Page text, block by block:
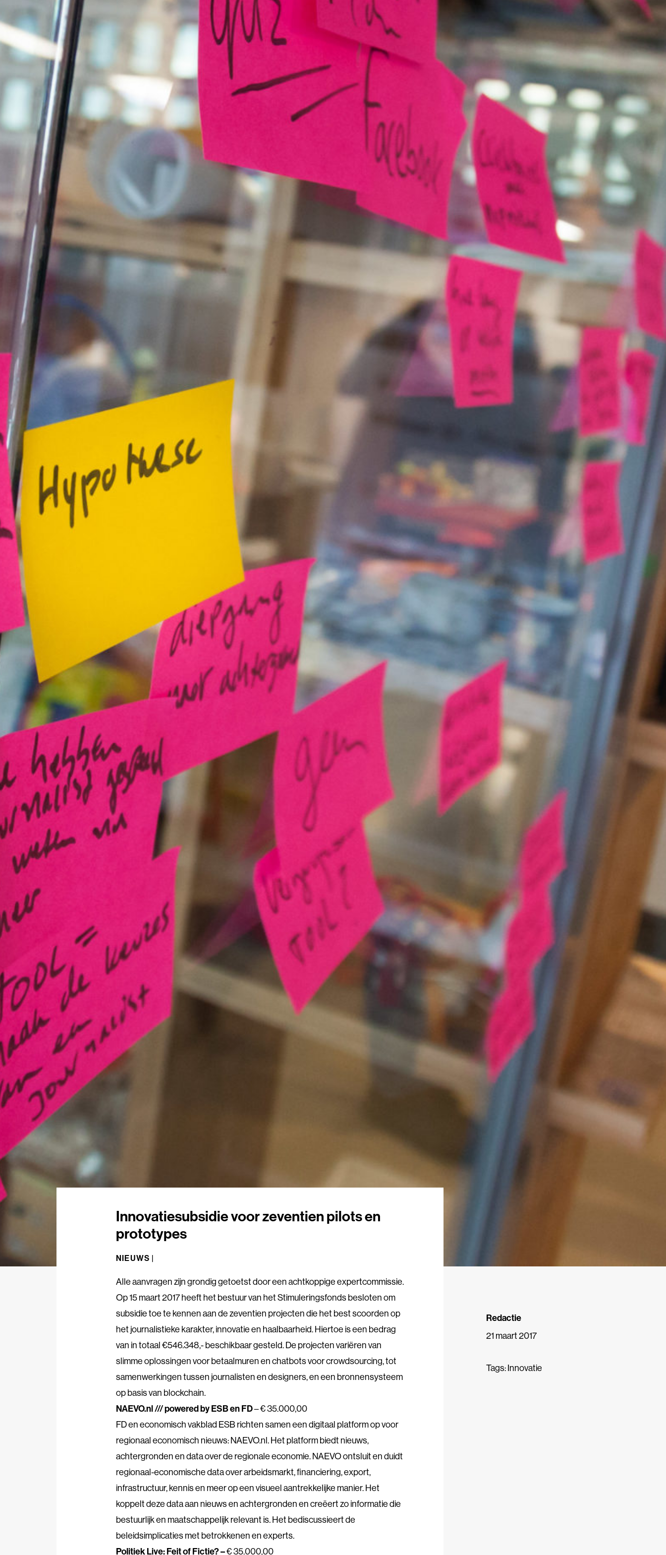
Innovatiesubsidie voor zeventien pilots en
prototypes
NIEUWS |
Alle aanvragen zijn grondig getoetst door een achtkoppige expertcommissie.
Op 15 maart 2017 heeft het bestuur van het Stimuleringsfonds besloten om
subsidie toe te kennen aan de zeventien projecten die het best scoorden op
het journalistieke karakter, innovatie en haalbaarheid. Hiertoe is een bedrag
van in totaal €546.348,- beschikbaar gesteld. De projecten variëren van
slimme oplossingen voor betaalmuren en chatbots voor crowdsourcing, tot
samenwerkingen tussen journalisten en designers, en een bronnensysteem
op basis van blockchain.
NAEVO.nl /// powered by ESB en FD– € 35.000,00
FD en economisch vakblad ESB richten samen een digitaal platform op voor
regionaal economisch nieuws: NAEVO.nl. Het platform biedt nieuws,
achtergronden en data over de regionale economie. NAEVO ontsluit en duidt
regionaal-economische data over arbeidsmarkt, financiering, export,
infrastructuur, kennis en meer op een visueel aantrekkelijke manier. Het
koppelt deze data aan nieuws en achtergronden en creëert zo informatie die
bestuurlijk en maatschappelijk relevant is. Het bediscussieert de
beleidsimplicaties met betrokkenen en experts.
Politiek Live: Feit of Fictie? –€ 35.000,00
Redactie
21 maart 2017
Tags:Innovatie